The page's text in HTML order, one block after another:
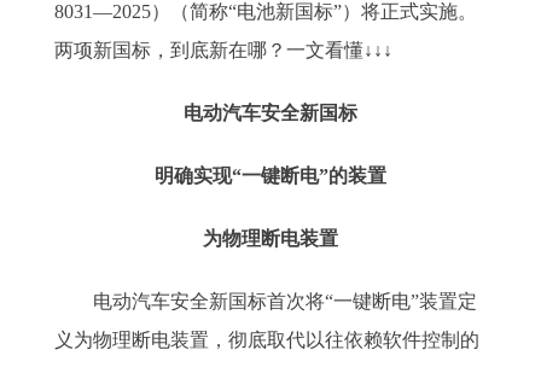
8031—2025）（简称“电池新国标”）将正式实施。
两项新国标，到底新在哪？一文看懂↓↓↓
电动汽车安全新国标
明确实现“一键断电”的装置
为物理断电装置
电动汽车安全新国标首次将“一键断电”装置定
义为物理断电装置，彻底取代以往依赖软件控制的